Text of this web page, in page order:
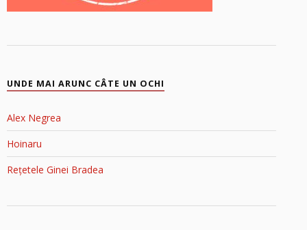
UNDE MAI ARUNC CÂTE UN OCHI
Alex Negrea
Hoinaru
Rețetele Ginei Bradea